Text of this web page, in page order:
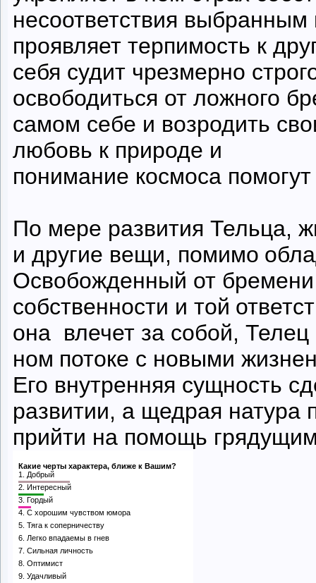
несоответствия
проявляет терпимость к
себя судит чрезмерно
освободиться от ложного
самом себе и возродить
любовь к природе и
понимание космоса
По мере развития Тельца,
и другие вещи, помимо
Освобожденный от
собственности и той
она влечет за собой,
ном потоке с новыми
Его внутренняя сущность
развитии, а щедрая натура
прийти на помощь
Какие черты характера, ближе к Вашим?
1.
Добрый
2. Интересный
3. Гордый
4. С хорошим чувством юмора
5. Тяга к соперничеству
6. Легко впадаемы в гнев
7. Сильная личность
8. Оптимист
9. Удачливый